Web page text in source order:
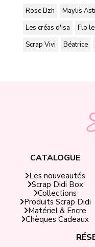
Rose Bzh Maylis
Les créas d'Isa
Flo
Scrap Vivi
Béatrice
CATALOGUE
Les nouveautés
Scrap Didi Box
Collections
Produits Scrap Didi
Matériel & Encre
Chèques Cadeaux